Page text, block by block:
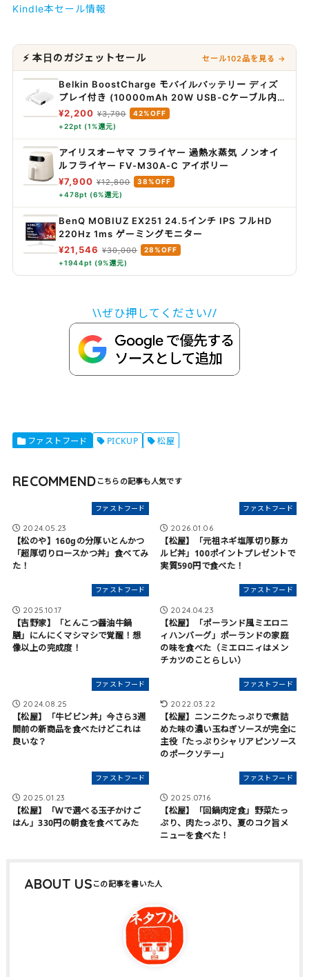
Kindle本セール情報
⚡ 本日のガジェットセール セール102品を見る →
Belkin BoostCharge モバイルバッテリー ディズ
プレイ付き (10000mAh 20W USB-Cケーブル内
蔵) 最大20W PD高速充電対応 PPS対応
iPhone&Androidスマホ対応 2台同時充電 PSE認証
軽量&コンパクト 機内持込可能 アウトドア/災害/緊
急用の便利グッズ メーカー保証2年 ホワイト
BPB027fqWH
¥2,200 ¥3,790
42%OFF
+22pt (1%還元)
アイリスオーヤマ フライヤー 過熱水蒸気 ノンオイ
ルフライヤー FV-M30A-C アイボリー
¥7,900 ¥12,800
38%OFF
+478pt (6%還元)
BenQ MOBIUZ EX251 24.5インチ IPS フルHD
220Hz 1ms ゲーミングモニター
¥21,546 ¥30,000
28%OFF
+1944pt (9%還元)
\\ぜひ押してください//
ファストフード PICKUP 松屋
RECOMMEND
ファストフード
2024.05.23
【松のや】160gの分厚いとんかつ
「超厚切りロースかつ丼」食べてみ
た！
ファストフード
2026.01.06
【松屋】「元祖ネギ塩厚切り豚カ
ルビ丼」100ポイントプレゼントで
実質590円で食べた！
ファストフード
2025.10.17
【吉野家】「とんこつ醤油牛鍋
膳」にんにくマシマシで覚醒！想
像以上の完成度！
ファストフード
2024.04.23
【松屋】「ポーランド風ミエロニ
ィハンバーグ」ポーランドの家庭
の味を食べた（ミエロニィはメン
チカツのことらしい）
ファストフード
2024.08.25
【松屋】「牛ビビン丼」今さら3週
間前の新商品を食べたけどこれは
良いな？
ファストフード
2022.03.22
【松屋】ニンニクたっぷりで煮詰
めた味の濃い玉ねぎソースが完全に
主役「たっぷりシャリアピンソース
のポークソテー」
ファストフード
2025.01.23
【松屋】「Wで選べる玉子かけご
はん」330円の朝食を食べてみた
ファストフード
2025.07.16
【松屋】「回鍋肉定食」野菜たっ
ぷり、肉たっぷり、夏のコク旨メ
ニューを食べた！
ABOUT US